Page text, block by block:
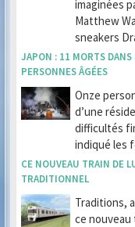
imaginées
Matthew
sneakers
JAPON : 11 MORTS DANS
PERSONNES ÂGÉES
Onze
d’une
difficultés
indiqué les
CE NOUVEAU TRAIN DE
TRADITIONNEL
Traditions,
ce nouveau